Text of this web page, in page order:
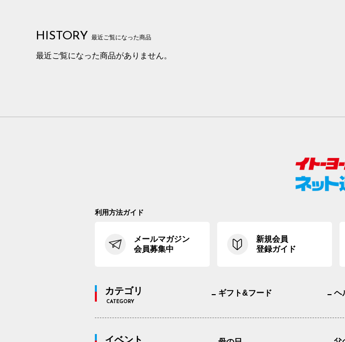
HISTORY 最近ご覧になった商品
最近ご覧になった商品がありません。
利用方法ガイド
メールマガジン
会員募集中
新規会員
登録ガイド
カテゴリ
CATEGORY
ギフト&フード ヘ